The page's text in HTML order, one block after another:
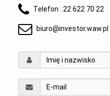
Telefon : 22 622 70 22
biuro@investor.waw.pl